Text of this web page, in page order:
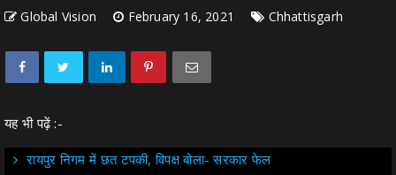
Global Vision February 16, 2021 Chhattisgarh
यह भी पढ़ें :-
रायपुर निगम में छत टपकी, विपक्ष बोला- सरकार फेल